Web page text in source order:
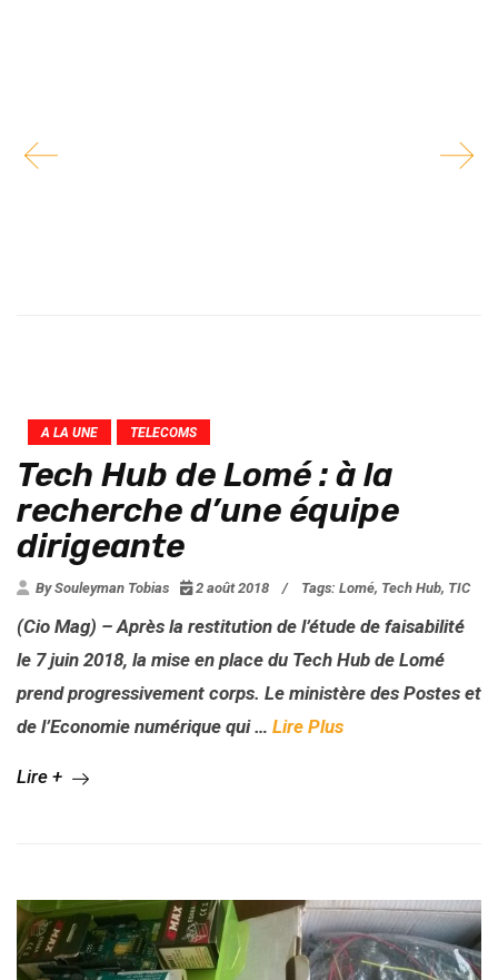
A LA UNE TELECOMS
Tech Hub de Lomé : à la
recherche d’une équipe
dirigeante
By Souleyman Tobias 2 août 2018 / Tags: Lomé, Tech Hub, TIC
(Cio Mag) – Après la restitution de l’étude de faisabilité
le 7 juin 2018, la mise en place du Tech Hub de Lomé
prend progressivement corps. Le ministère des Postes et
de l’Economie numérique qui … Lire Plus
Lire +